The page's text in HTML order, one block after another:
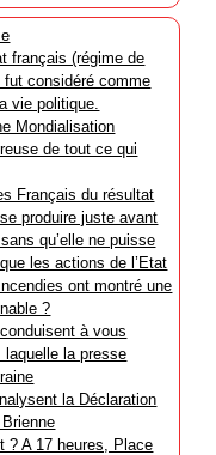
français (régime de
considéré comme
vie politique.
Mondialisation
de tout ce qui
Français du résultat
produire juste avant
qu’elle ne puisse
les actions de l’Etat
ont montré une
?
à vous
laquelle la presse
la Déclaration
? A 17 heures, Place